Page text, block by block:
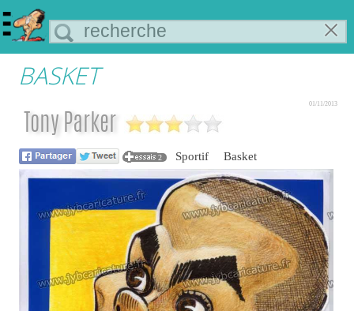
BASKET
Tony Parker
01/11/2013
2 Sportif Basket